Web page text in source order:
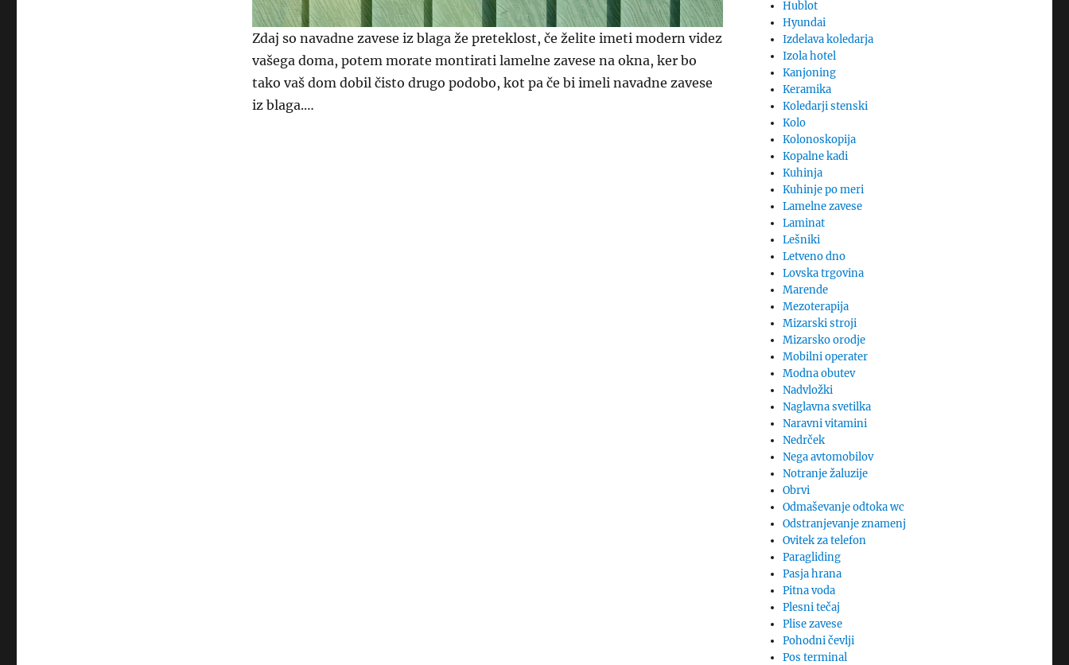
Zdaj so navadne zavese iz blaga že preteklost, če želite imeti modern videz
vašega doma, potem morate montirati lamelne zavese na okna, ker bo
tako vaš dom dobil čisto drugo podobo, kot pa če bi imeli navadne zavese
iz blaga.…
Hublot
Hyundai
Izdelava koledarja
Izola hotel
Kanjoning
Keramika
Koledarji stenski
Kolo
Kolonoskopija
Kopalne kadi
Kuhinja
Kuhinje po meri
Lamelne zavese
Laminat
Lešniki
Letveno dno
Lovska trgovina
Marende
Mezoterapija
Mizarski stroji
Mizarsko orodje
Mobilni operater
Modna obutev
Nadvložki
Naglavna svetilka
Naravni vitamini
Nedrček
Nega avtomobilov
Notranje žaluzije
Obrvi
Odmaševanje odtoka wc
Odstranjevanje znamenj
Ovitek za telefon
Paragliding
Pasja hrana
Pitna voda
Plesni tečaj
Plise zavese
Pohodni čevlji
Pos terminal